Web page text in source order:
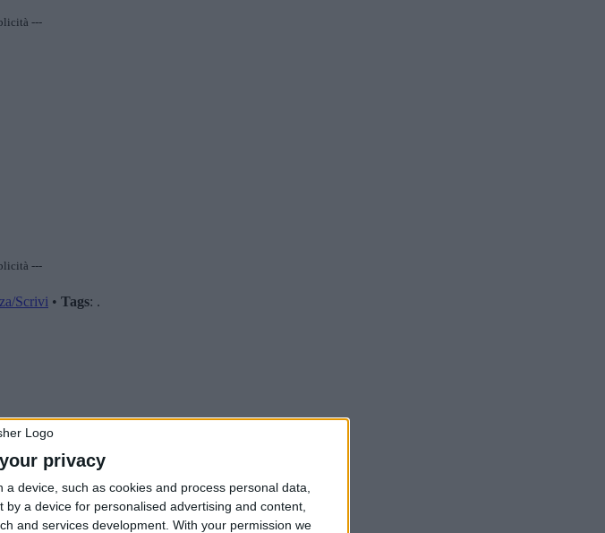
privacy
device, such as cookies and process personal data,
a device for personalised advertising and content,
and services development. With your permission we
---
---
Scrivi • Tags: .